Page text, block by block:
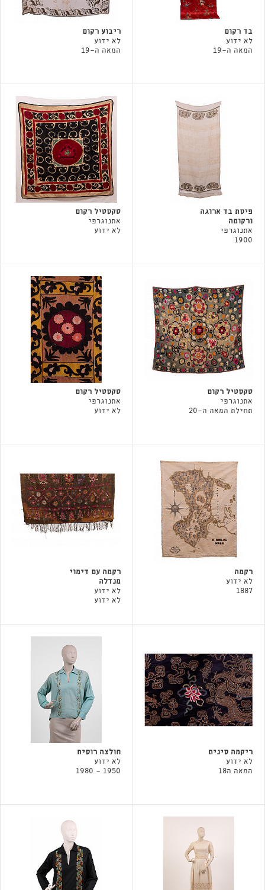
בד רקום
לא ידוע
המאה ה-19
ריבוע רקום
לא ידוע
המאה ה-19
פיסת בד ארוגה
ורקומה
אתנוגרפי
1900
טקסטיל רקום
אתנוגרפי
לא ידוע
טקסטיל רקום
אתנוגרפי
תחילת המאה ה-20
טקסטיל רקום
אתנוגרפי
לא ידוע
רקמה
לא ידוע
1887
רקמה עם דימוי
מנדלה
לא ידוע
לא ידוע
ריקמה סינית
לא ידוע
המאה ה18
חולצה רוסית
לא ידוע
1950 - 1980